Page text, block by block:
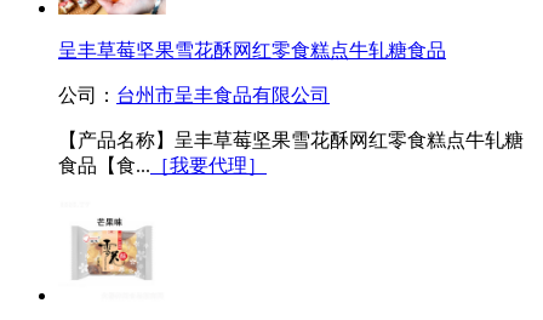
呈丰草莓坚果雪花酥网红零食糕点牛轧糖食品
公司： 台州市呈丰食品有限公司
【产品名称】呈丰草莓坚果雪花酥网红零食糕点牛轧糖
食品【食... ［我要代理］